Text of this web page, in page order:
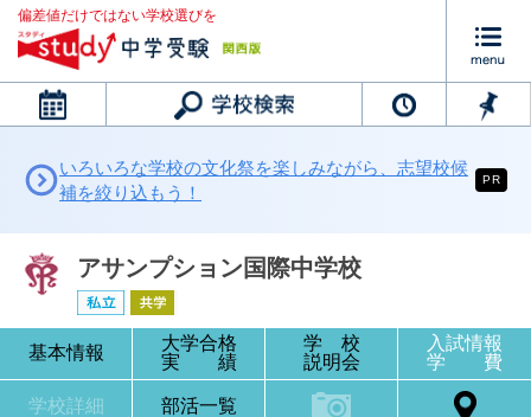
偏差値だけではない学校選びを
カレンダー
いろいろな学校の文化祭を楽しみながら、志望校候
補を絞り込もう！
PR
アサンプション国際中学校
基本情報
大学合格
実 績
学 校
説明会
入試情報
学 費
学校詳細 部活一覧